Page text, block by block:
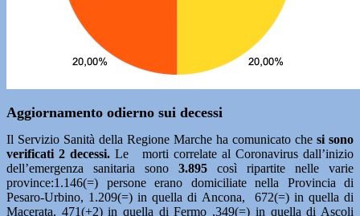
Aggiornamento odierno sui decessi
Il Servizio Sanità della Regione Marche ha comunicato che si sono
verificati 2 decessi. Le morti correlate al Coronavirus dall’inizio
dell’emergenza sanitaria sono 3.895 così ripartite nelle varie
province:1.146(=) persone erano domiciliate nella Provincia di
Pesaro-Urbino, 1.209(=) in quella di Ancona, 672(=) in quella di
Macerata, 471(+2) in quella di Fermo ,349(=) in quella di Ascoli